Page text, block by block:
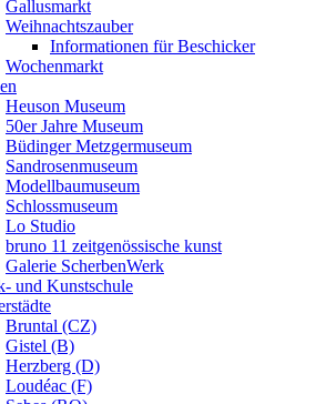
Gallusmarkt
Weihnachtszauber
Informationen für Beschicker
Wochenmarkt
Heuson Museum
50er Jahre Museum
Büdinger Metzgermuseum
Sandrosenmuseum
Modellbaumuseum
Schlossmuseum
Lo Studio
bruno 11 zeitgenössische kunst
Galerie ScherbenWerk
und Kunstschule
Bruntal (CZ)
Gistel (B)
Herzberg (D)
Loudéac (F)